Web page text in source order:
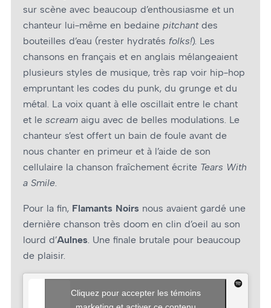
sur scène avec beaucoup d’enthousiasme et un
chanteur lui-même en bedaine pitchant des
bouteilles d’eau (rester hydratés folks!). Les
chansons en français et en anglais mélangeaient
plusieurs styles de musique, très rap voir hip-hop
empruntant les codes du punk, du grunge et du
métal. La voix quant à elle oscillait entre le chant
et le scream aigu avec de belles modulations. Le
chanteur s’est offert un bain de foule avant de
nous chanter en primeur et à l’aide de son
cellulaire la chanson fraîchement écrite Tears With
a Smile.
Pour la fin, Flamants Noirs nous avaient gardé une
dernière chanson très doom en clin d’œil au son
lourd d’Aulnes. Une finale brutale pour beaucoup
de plaisir.
Cliquez pour accepter les témoins